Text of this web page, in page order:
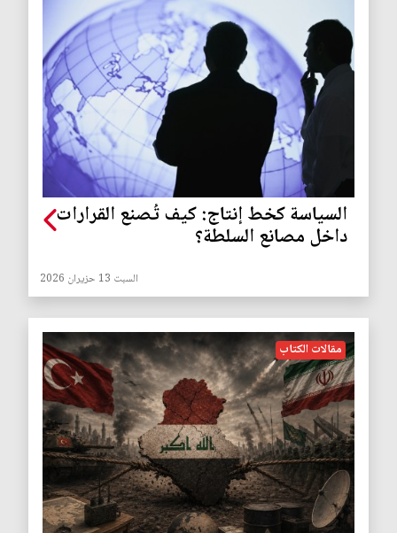
السياسة كخط إنتاج: كيف تُصنع القرارات
داخل مصانع السلطة؟
السبت 13 حزيران 2026
مقالات الكتاب